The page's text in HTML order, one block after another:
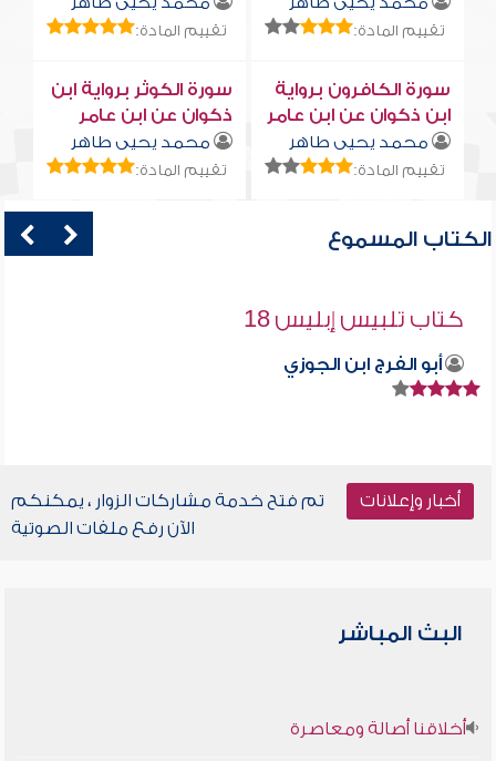
تقييم المادة: تقييم المادة:
سورة الكافرون برواية
ابن ذكوان عن ابن عامر
محمد يحيى طاهر
تقييم المادة:
سورة الكوثر برواية ابن
ذكوان عن ابن عامر
محمد يحيى طاهر
تقييم المادة:
الكتاب المسموع
كتاب تلبيس إبليس 18
أبو الفرج ابن الجوزي
أخبار وإعلانات
تم فتح خدمة مشاركات الزوار ، يمكنكم
الآن رفع ملفات الصوتية
البث المباشر
أخلاقنا أصالة ومعاصرة